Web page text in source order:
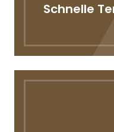
Schnelle